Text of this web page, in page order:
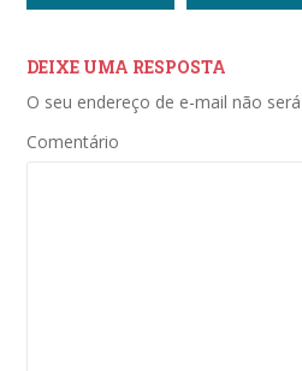
DEIXE UMA RESPOSTA
O seu endereço de e-mail não
Comentário